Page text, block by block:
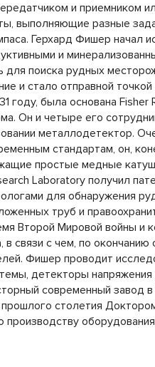
и приемником
выполняющие разные
Герхард Фишер начал
и
для поиска рудных
и стало отправной точкой
была основана Fisher
Он и четыре его
металлодетектор.
стандартам, он,
простые медные
Laboratory получил
для обнаружения
труб и
Второй Мировой войны и
с чем, по окончанию
Фишер проводит
детекторы напряжения
современный завод в
прошлого столетия
оборудования